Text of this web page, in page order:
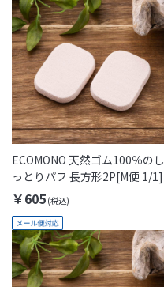
ECOMONO 天然ゴム100％のし
っとりパフ 長方形2P[M便 1/1]
￥605